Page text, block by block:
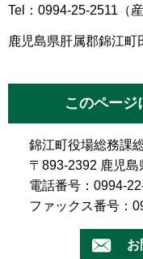
Tel：0994-25-2511（
鹿児島県肝属郡錦江町
このページ
錦江町役場総務課
〒893-2392 鹿児
電話番号：0994-
ファックス番号：